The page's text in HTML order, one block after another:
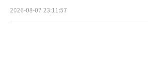
2026-08-07 23:11:57